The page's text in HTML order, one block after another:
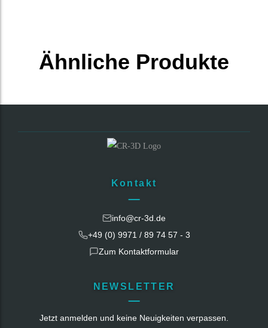
Ähnliche Produkte
Kontakt
info@cr-3d.de
+49 (0) 9971 / 89 74 57 - 3
Zum Kontaktformular
NEWSLETTER
Jetzt anmelden und keine Neuigkeiten verpassen.